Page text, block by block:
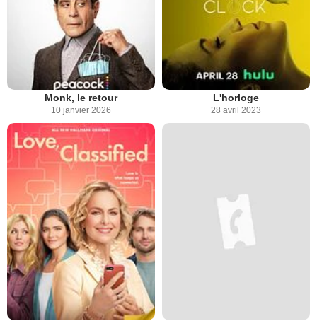
Monk, le retour
10 janvier 2026
L'horloge
28 avril 2023